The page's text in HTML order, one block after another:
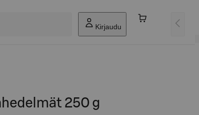
Kirjaudu
250 g